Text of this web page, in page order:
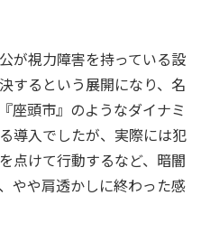
が視力障害を持っている設
するという展開になり、名
座頭市』のようなダイナミ
導入でしたが、実際には犯
点けて行動するなど、暗闇
やや肩透かしに終わった感